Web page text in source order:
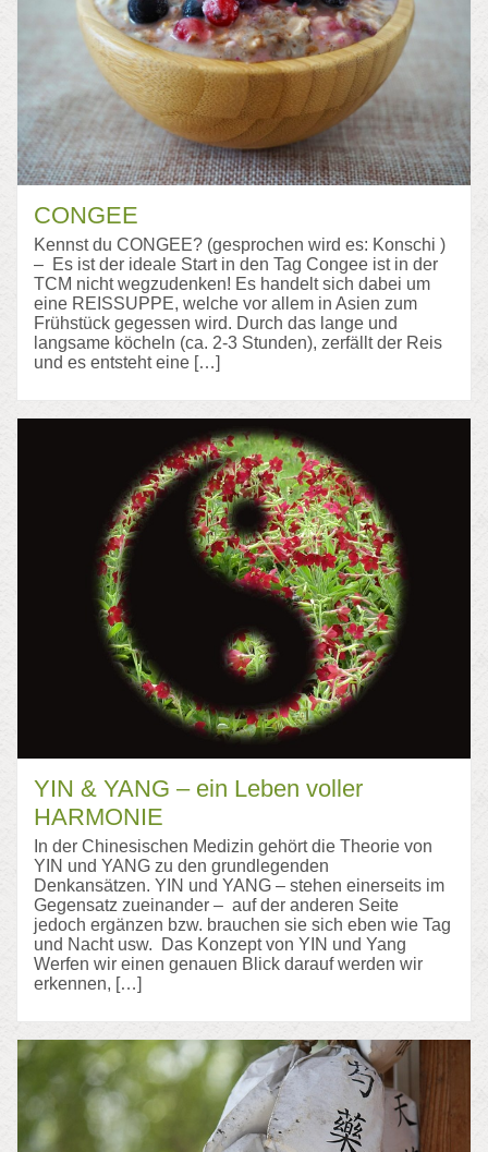
CONGEE
Kennst du CONGEE? (gesprochen wird es: Konschi )
– Es ist der ideale Start in den Tag Congee ist in der
TCM nicht wegzudenken! Es handelt sich dabei um
eine REISSUPPE, welche vor allem in Asien zum
Frühstück gegessen wird. Durch das lange und
langsame köcheln (ca. 2-3 Stunden), zerfällt der Reis
und es entsteht eine […]
YIN & YANG – ein Leben voller
HARMONIE
In der Chinesischen Medizin gehört die Theorie von
YIN und YANG zu den grundlegenden
Denkansätzen. YIN und YANG – stehen einerseits im
Gegensatz zueinander – auf der anderen Seite
jedoch ergänzen bzw. brauchen sie sich eben wie Tag
und Nacht usw. Das Konzept von YIN und Yang
Werfen wir einen genauen Blick darauf werden wir
erkennen, […]